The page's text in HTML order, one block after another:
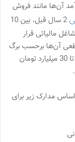
آن‌ها مانند فروش
2 سال قبل، بین 10
مالیاتی قرار
آن‌ها برحسب برگ
قطعی مالیاتی طی 2 سال گذشته بین 10 میلیارد تا 30 میلیارد تومان
مدارک زیر برای